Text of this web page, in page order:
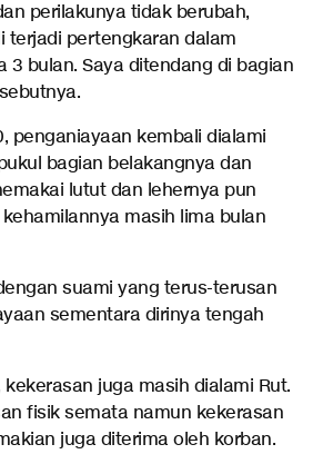
perilakunya tidak berubah,
terjadi pertengkaran dalam
3 bulan. Saya ditendang di bagian
penganiayaan kembali dialami
bagian belakangnya dan
lutut dan lehernya pun
masih lima bulan
suami yang terus-terusan
sementara dirinya tengah
juga masih dialami Rut.
fisik semata namun kekerasan
juga diterima oleh korban.